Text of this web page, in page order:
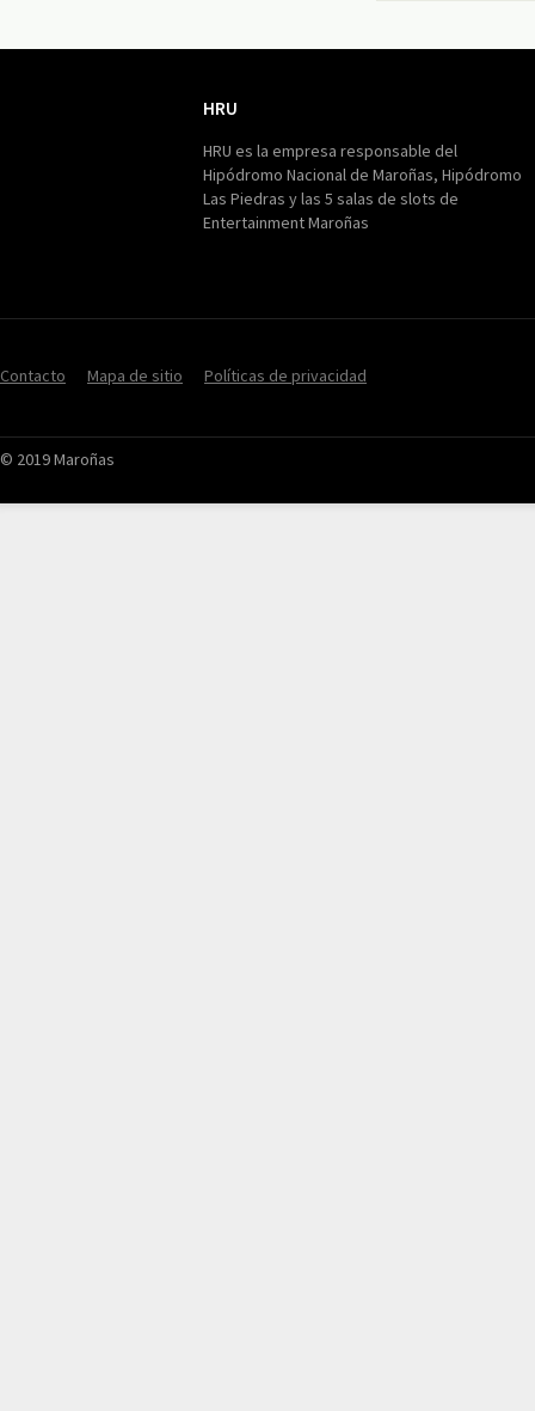
HRU
HRU es la empresa responsable del
Hipódromo Nacional de Maroñas, Hipódromo
Las Piedras y las 5 salas de slots de
Entertainment Maroñas
Contacto Mapa de sitio Políticas de privacidad
© 2019 Maroñas